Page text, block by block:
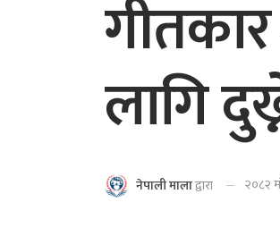
गीतकार
लागि
नेपाली मालाद्वारा २०८२